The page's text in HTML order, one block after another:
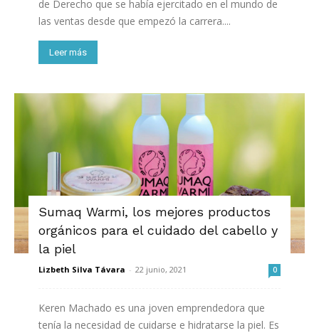
de Derecho que se había ejercitado en el mundo de
las ventas desde que empezó la carrera....
Leer más
Sumaq Warmi, los mejores productos
orgánicos para el cuidado del cabello y
la piel
Lizbeth Silva Távara - 22 junio, 2021 0
Keren Machado es una joven emprendedora que
tenía la necesidad de cuidarse e hidratarse la piel. Es